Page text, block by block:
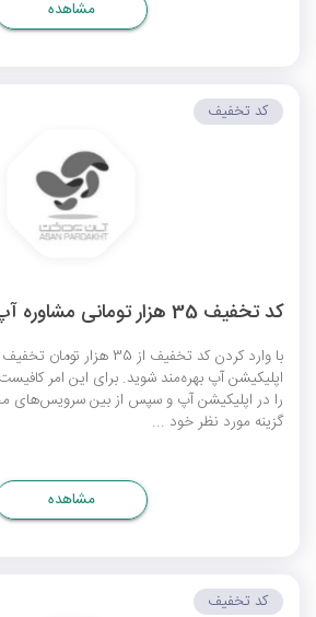
مشاهده
کد تخفیف 35 هزار تومانی مشاوره آپ
با وارد کردن کد تخفیف از 35
اپلیکیشن آپ بهره‌مند شوید. برای این امر
را در اپلیکیشن آپ و سپس از بین سرویس‌های
گزینه مورد نظر خود ...
کد تخفیف
مشاهده
کد تخفیف